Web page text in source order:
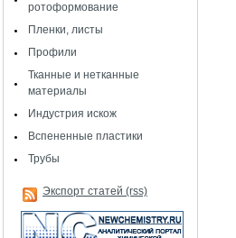
ротоформование
Пленки, листы
Профили
Тканные и нетканные
материалы
Индустрия искож
Вспененные пластики
Трубы
Экспорт статей (rss)